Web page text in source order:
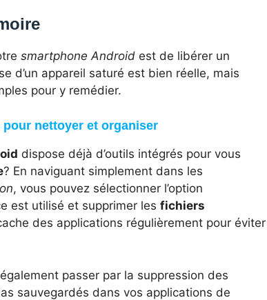
smartphone Android est de libérer un
d’un appareil saturé est bien réelle, mais
pour y remédier.
nettoyer et organiser
dispose déjà d’outils intégrés pour vous
? En naviguant simplement dans les
, vous pouvez sélectionner l’option
est utilisé et supprimer les fichiers
des applications régulièrement pour éviter
passer par la suppression des
sauvegardés dans vos applications de